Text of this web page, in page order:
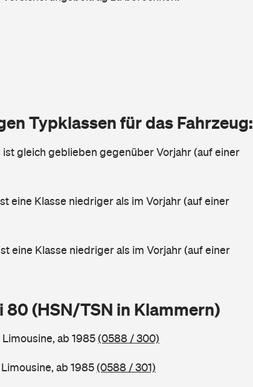
Typklassen für das Fahrzeug:
ist gleich geblieben gegenüber Vorjahr (auf einer
eine Klasse niedriger als im Vorjahr (auf einer
eine Klasse niedriger als im Vorjahr (auf einer
80 (HSN/TSN in Klammern)
ab 1985(0588 / 300)
ab 1985(0588 / 301)